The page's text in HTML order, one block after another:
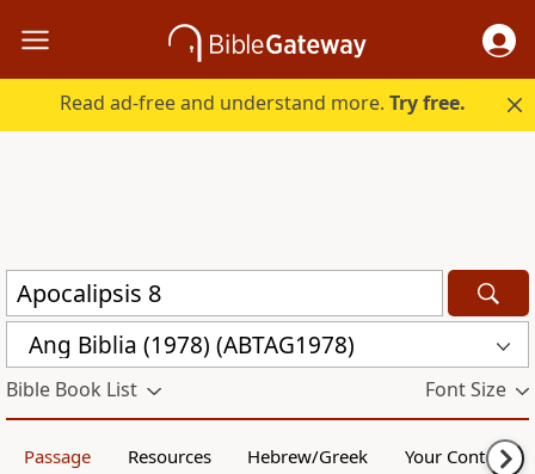
Read ad-free and understand more.Try free.
Ang Biblia (1978) (ABTAG1978)
Bible Book List Font Size
Passage Resources Hebrew/Greek Your Content